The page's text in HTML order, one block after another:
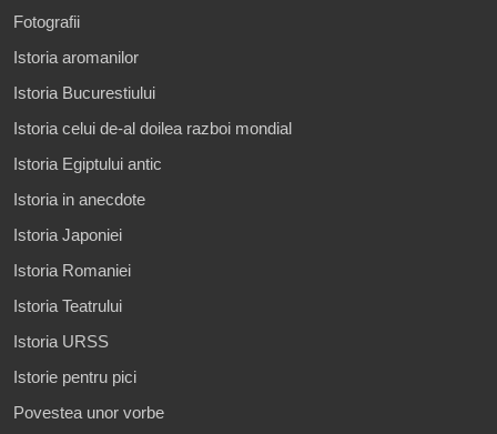
Fotografii
Istoria aromanilor
Istoria Bucurestiului
Istoria celui de-al doilea razboi mondial
Istoria Egiptului antic
Istoria in anecdote
Istoria Japoniei
Istoria Romaniei
Istoria Teatrului
Istoria URSS
Istorie pentru pici
Povestea unor vorbe